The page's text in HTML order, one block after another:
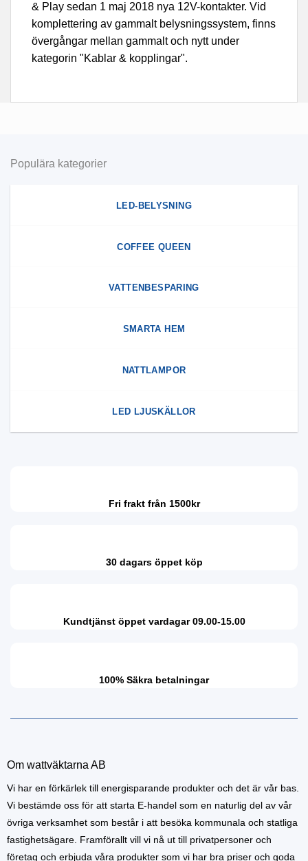
& Play sedan 1 maj 2018 nya 12V-kontakter. Vid
komplettering av gammalt belysningssystem, finns
övergångar mellan gammalt och nytt under
kategorin "Kablar & kopplingar".
Populära kategorier
LED-BELYSNING
COFFEE QUEEN
VATTENBESPARING
SMARTA HEM
NATTLAMPOR
LED LJUSKÄLLOR
Fri frakt från 1500kr
30 dagars öppet köp
Kundtjänst öppet vardagar 09.00-15.00
100% Säkra betalningar
Om wattväktarna AB
Vi har en förkärlek till energisparande produkter och det är vår bas.
Vi bestämde oss för att starta E-handel som en naturlig del av vår
övriga verksamhet som består i att besöka kommunala och statliga
fastighetsägare. Framförallt vill vi nå ut till privatpersoner och
företag och erbjuda våra produkter som vi har bra priser och goda